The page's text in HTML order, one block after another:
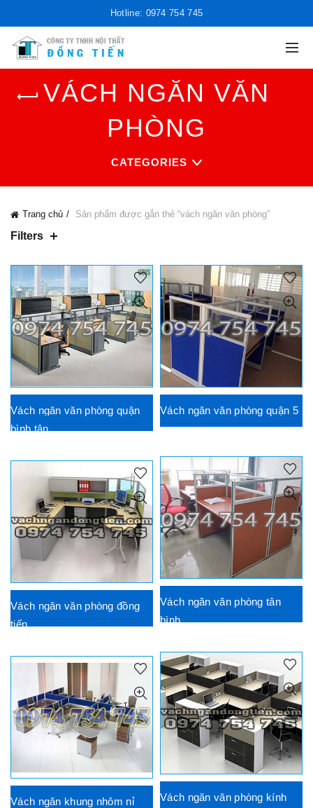
Hotline: 0974 754 745
VÁCH NGĂN VĂN
PHÒNG
CATEGORIES
Trang chủ Sản phẩm được gắn thẻ “vách ngăn văn phòng”
Filters
Vách ngăn văn phòng quận
bình tân
Vách ngăn văn phòng quận 5
Vách ngăn văn phòng tân
bình
Vách ngăn văn phòng đồng
tiến
Vách ngăn văn phòng kính
Vách ngăn khung nhôm nỉ